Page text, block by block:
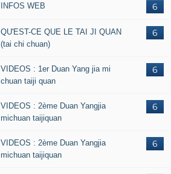
6
INFOS WEB
6
QU'EST-CE QUE LE TAI JI QUAN
(tai chi chuan)
6
VIDEOS : 1er Duan Yang jia mi
chuan taiji quan
6
VIDEOS : 2ème Duan Yangjia
michuan taijiquan
6
VIDEOS : 2ème Duan Yangjia
michuan taijiquan